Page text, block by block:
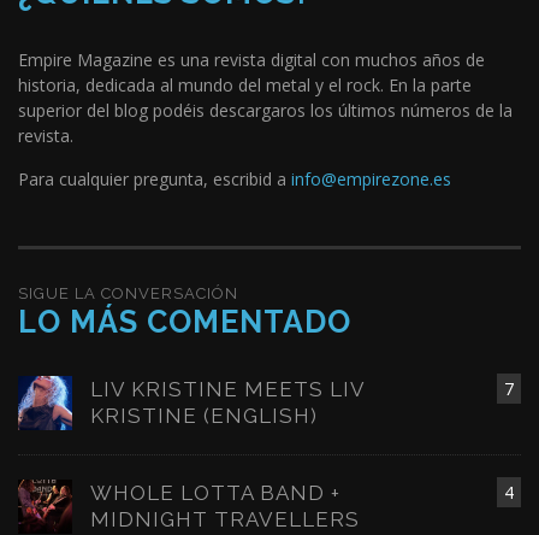
Empire Magazine es una revista digital con muchos años de
historia, dedicada al mundo del metal y el rock. En la parte
superior del blog podéis descargaros los últimos números de la
revista.
Para cualquier pregunta, escribid a info@empirezone.es
SIGUE LA CONVERSACIÓN
LO MÁS COMENTADO
7
LIV KRISTINE MEETS LIV
KRISTINE (ENGLISH)
4
WHOLE LOTTA BAND +
MIDNIGHT TRAVELLERS